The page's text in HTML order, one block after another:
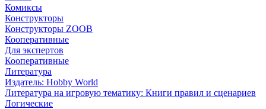
Комиксы
Конструкторы
Конструкторы ZOOB
Кооперативные
Для экспертов
Кооперативные
Литература
Издатель: Hobby World
Литература на игровую тематику: Книги правил и сценариев
Логические